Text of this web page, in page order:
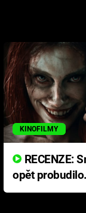
KINOFILMY
opět
přichází s